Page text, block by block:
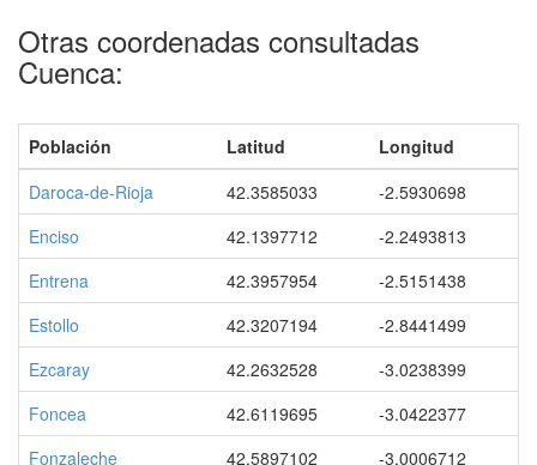
Otras coordenadas consultadas
Cuenca:
Población Latitud
Longitud
Daroca-de-Rioja
42.3585033
-2.5930698
Enciso
42.1397712
-2.2493813
Entrena
42.3957954
-2.5151438
Estollo
42.3207194
-2.8441499
Ezcaray
42.2632528
-3.0238399
Foncea
42.6119695
-3.0422377
Fonzaleche
42.5897102 -3.0006712